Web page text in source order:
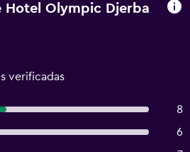
Hotel Olympic Djerba
verificadas
8
6